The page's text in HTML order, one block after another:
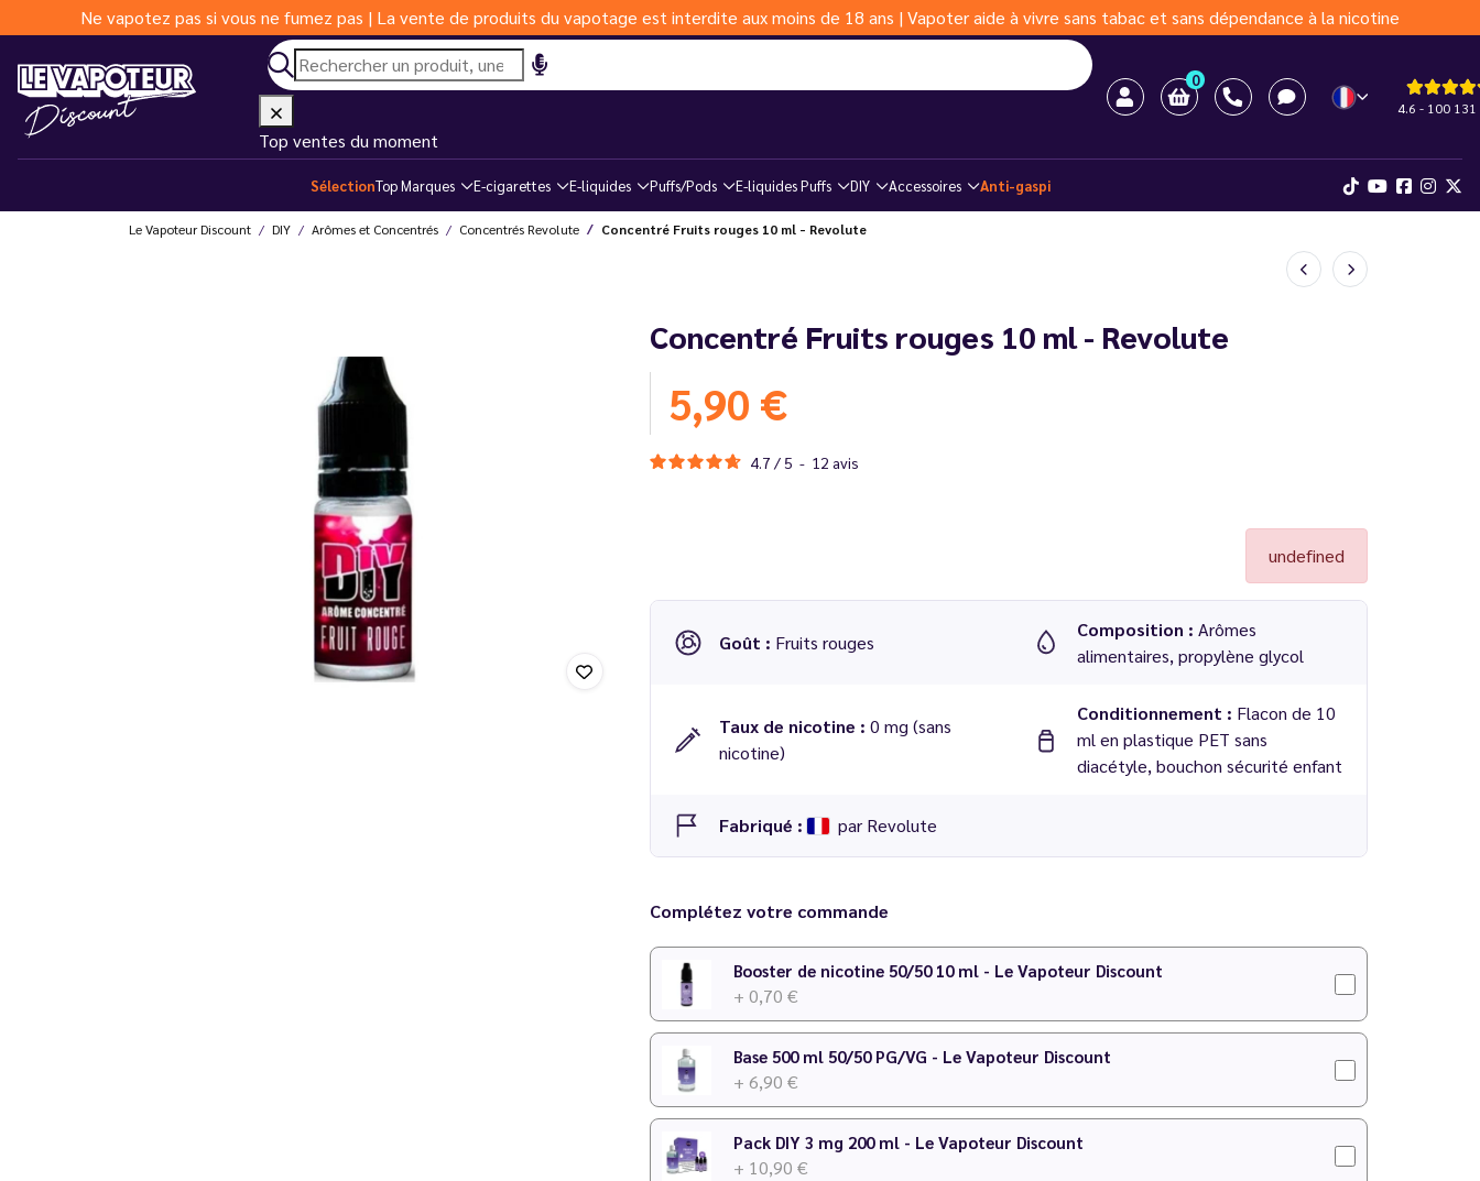
Ne vapotez pas si vous ne fumez pas | La vente de produits du vapotage est interdite aux moins de 18 ans | Vapoter aide à vivre sans tabac et sans dépendance à la nicotine
0
4.6 - 100 131
Top ventes du moment
SélectionTop Marques E-cigarettes E-liquides Puffs/Pods E-liquides Puffs DIY Accessoires Anti-gaspi
Le Vapoteur Discount DIY Arômes et Concentrés Concentrés Revolute Concentré Fruits rouges 10 ml - Revolute
Concentré Fruits rouges 10 ml - Revolute
5,90 €
4.7 / 5 - 12 avis
undefined
Goût : Fruits rouges
Composition : Arômes
alimentaires, propylène glycol
Taux de nicotine : 0 mg (sans
nicotine)
Conditionnement : Flacon de 10
ml en plastique PET sans
diacétyle, bouchon sécurité enfant
Fabriqué : par Revolute
Dosage conseillé: 10 % dans une base 50/50 PG/VG
Temps de maturation :2 et 3 jours
Pour plus de détails sur le dosage, consultez notre
Complétez votre commande
Booster de nicotine 50/50 10 ml - Le Vapoteur Discount
+ 0,70 €
Base 500 ml 50/50 PG/VG - Le Vapoteur Discount
+ 6,90 €
Pack DIY 3 mg 200 ml - Le Vapoteur Discount
+ 10,90 €